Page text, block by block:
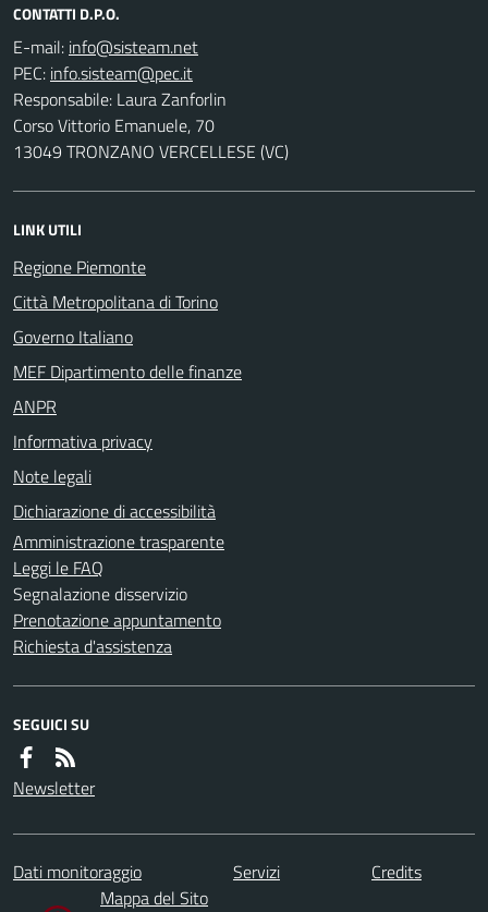
CONTATTI D.P.O.
E-mail:
PEC:
Responsabile: Laura Zanforlin
Corso Vittorio Emanuele, 70
13049 TRONZANO VERCELLESE (VC)
LINK UTILI
Regione Piemonte
Città Metropolitana di Torino
Governo Italiano
MEF Dipartimento delle finanze
ANPR
Informativa privacy
Note legali
Dichiarazione di accessibilità
Amministrazione trasparente
Leggi le FAQ
Segnalazione disservizio
Prenotazione appuntamento
Richiesta d'assistenza
SEGUICI SU
Newsletter
Dati monitoraggio Servizi
Credits
Mappa del Sito